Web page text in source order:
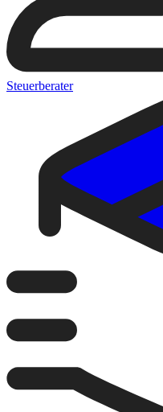
Steuerberater